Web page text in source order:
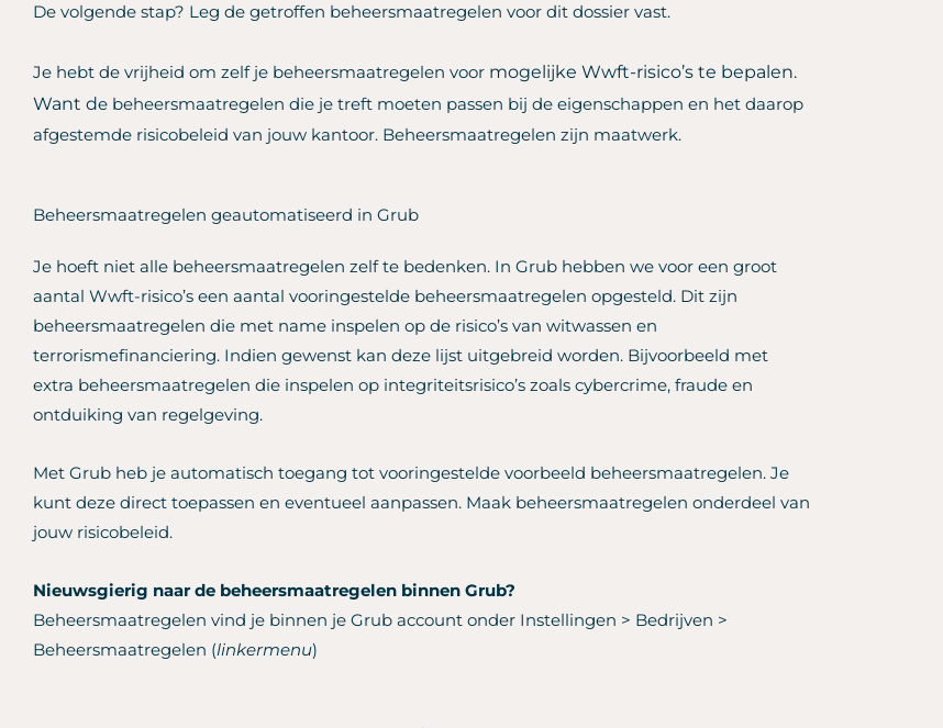
De volgende stap? Leg de getroffen beheersmaatregelen voor dit dossier vast.
Je hebt de vrijheid om zelf je beheersmaatregelen voor mogelijke Wwft-risico’s te bepalen.
Want de beheersmaatregelen die je treft moeten passen bij de eigenschappen en het daarop
afgestemde risicobeleid van jouw kantoor. Beheersmaatregelen zijn maatwerk.
Beheersmaatregelen geautomatiseerd in Grub
Je hoeft niet alle beheersmaatregelen zelf te bedenken. In Grub hebben we voor een groot
aantal Wwft-risico’s een aantal vooringestelde beheersmaatregelen opgesteld. Dit zijn
beheersmaatregelen die met name inspelen op de risico’s van witwassen en
terrorismefinanciering. Indien gewenst kan deze lijst uitgebreid worden. Bijvoorbeeld met
extra beheersmaatregelen die inspelen op integriteitsrisico’s zoals cybercrime, fraude en
ontduiking van regelgeving.
Met Grub heb je automatisch toegang tot vooringestelde voorbeeld beheersmaatregelen. Je
kunt deze direct toepassen en eventueel aanpassen. Maak beheersmaatregelen onderdeel van
jouw risicobeleid.
Nieuwsgierig naar de beheersmaatregelen binnen Grub?
Beheersmaatregelen vind je binnen je Grub account onder Instellingen > Bedrijven >
Beheersmaatregelen (linkermenu)